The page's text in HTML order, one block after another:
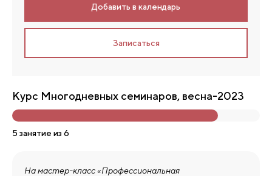
Добавить в календарь
Записаться
Курс Многодневных семинаров, весна-2023
5 занятие из 6
На мастер-класс «Профессиональная